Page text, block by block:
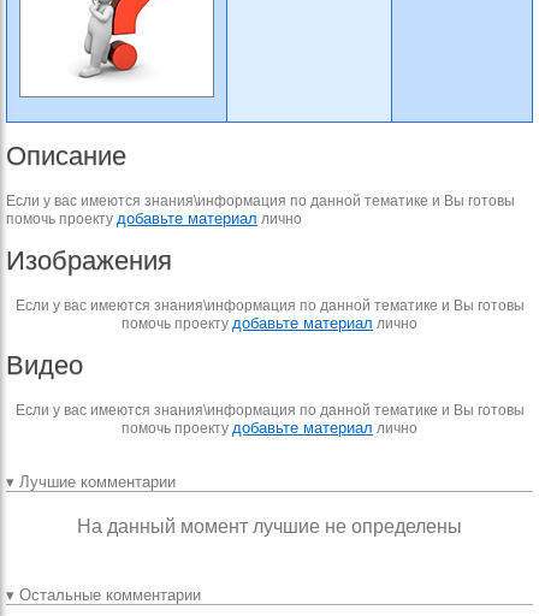
Описание
Если у вас имеются знания\информация по данной тематике и Вы готовы
помочь проекту добавьте материал лично
Изображения
Если у вас имеются знания\информация по данной тематике и Вы готовы
помочь проекту добавьте материал лично
Видео
Если у вас имеются знания\информация по данной тематике и Вы готовы
помочь проекту добавьте материал лично
▾ Лучшие комментарии
На данный момент лучшие не определены
▾ Остальные комментарии